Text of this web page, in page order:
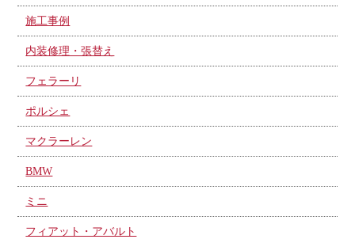
施工事例
内装修理・張替え
フェラーリ
ポルシェ
マクラーレン
BMW
ミニ
フィアット・アバルト